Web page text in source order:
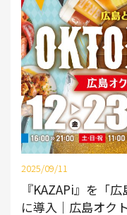
2025/09/11
『KAZAPi』を「
に導入｜広島オク